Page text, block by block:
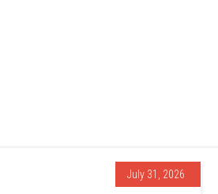
July 31, 2026